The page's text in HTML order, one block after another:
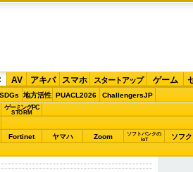
AV アキバ スマホ スタートアップ ゲーム
SDGs 地方活性 PUACL2026 ChallengersJP
ゲーミングPC
STORM
Fortinet ヤマハ Zoom
ソフトバンクの
IoT
ソフク